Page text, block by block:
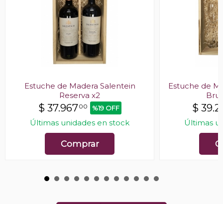
Estuche de Madera Salentein
Reserva x2
$ 37.96700 %19 OFF
Últimas unidades en stock
Comprar
Estuche de
$
Últimas